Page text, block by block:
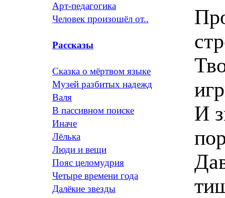
Арт-педагогика
Человек произошёл от..
Рассказы
Сказка о мёртвом языке
Музей разбитых надежд
Валя
В пассивном поиске
Иначе
Лёлька
Люди и вещи
Пояс целомудрия
Четыре времени года
Далёкие звезды
И